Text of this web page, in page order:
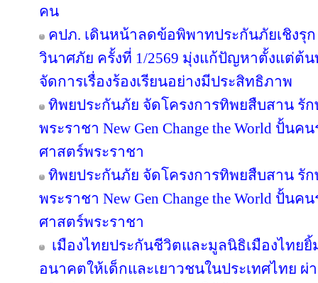
คน
คปภ. เดินหน้าลดข้อพิพาทประกันภัยเชิงรุ
วินาศภัย ครั้งที่ 1/2569 มุ่งแก้ปัญหาตั้งแต่ต้
จัดการเรื่องร้องเรียนอย่างมีประสิทธิภาพ
ทิพยประกันภัย จัดโครงการทิพยสืบสาน รั
พระราชา New Gen Change the World ปั้น
ศาสตร์พระราชา
ทิพยประกันภัย จัดโครงการทิพยสืบสาน รั
พระราชา New Gen Change the World ปั้น
ศาสตร์พระราชา
เมืองไทยประกันชีวิตและมูลนิธิเมืองไทย
อนาคตให้เด็กและเยาวชนในประเทศไทย ผ่า